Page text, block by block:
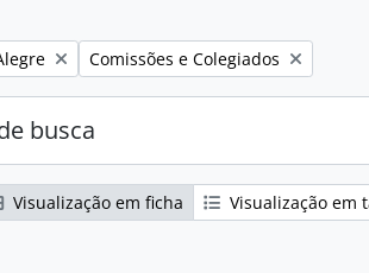
Remover filtro:
Comissões e Colegiados
busca
Visualização em ficha Visualização em